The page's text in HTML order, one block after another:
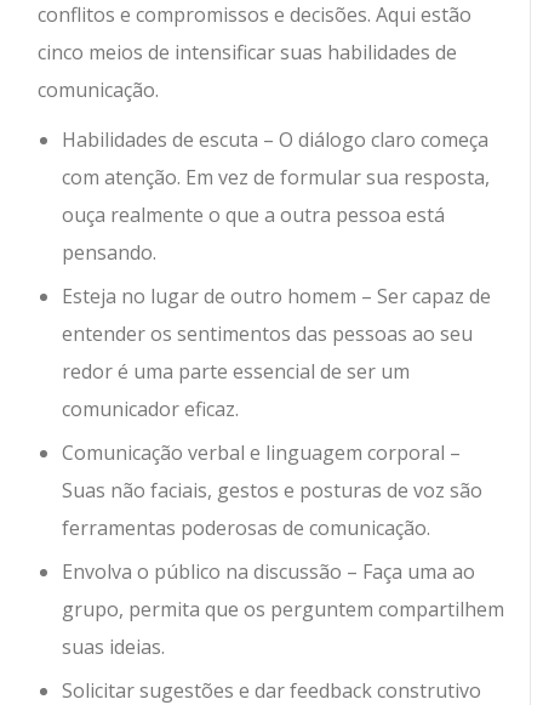
conflitos e compromissos e decisões. Aqui estão
cinco meios de intensificar suas habilidades de
comunicação.
Habilidades de escuta – O diálogo claro começa
com atenção. Em vez de formular sua resposta,
ouça realmente o que a outra pessoa está
pensando.
Esteja no lugar de outro homem – Ser capaz de
entender os sentimentos das pessoas ao seu
redor é uma parte essencial de ser um
comunicador eficaz.
Comunicação verbal e linguagem corporal –
Suas não faciais, gestos e posturas de voz são
ferramentas poderosas de comunicação.
Envolva o público na discussão – Faça uma ao
grupo, permita que os perguntem compartilhem
suas ideias.
Solicitar sugestões e dar feedback construtivo